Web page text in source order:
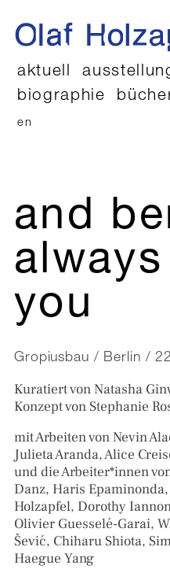
aktuell
biographie
en
and
you
Gropiusbau / Berlin /
Kuratiert von Natasha
Konzept von Stephanie
mit Arbeiten von Nevin
Julieta Aranda, Alice
und die Arbeiter*innen
Danz, Haris
Holzapfel, Dorothy
Olivier Guesselé-Garai,
Šević, Chiharu Shiota,
Haegue Yang